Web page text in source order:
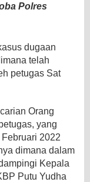
Polres
dugaan
telah
petugas Sat
Orang
yang
2022
dimana dalam
Kepala
Putu Yudha